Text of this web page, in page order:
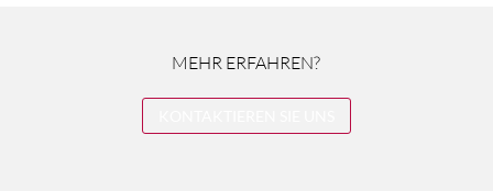
MEHR ERFAHREN?